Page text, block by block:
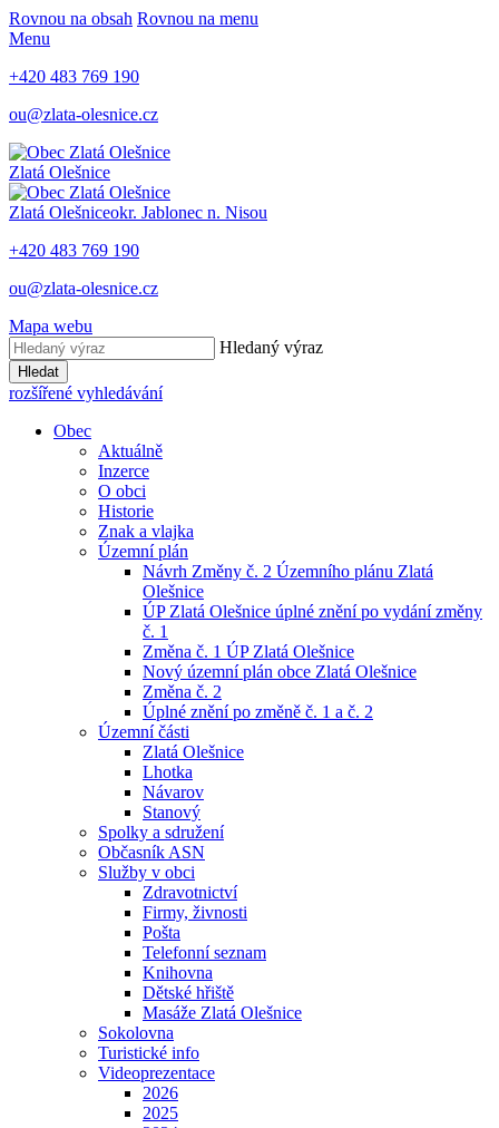
Rovnou na obsah Rovnou na menu
Menu
+420 483 769 190
ou@zlata-olesnice.cz
Zlatá Olešnice
Zlatá Olešniceokr. Jablonec n. Nisou
+420 483 769 190
ou@zlata-olesnice.cz
Mapa webu
Hledaný výraz
Hledat
rozšířené vyhledávání
Obec
Aktuálně
Inzerce
O obci
Historie
Znak a vlajka
Územní plán
Návrh Změny č. 2 Územního plánu Zlatá
Olešnice
ÚP Zlatá Olešnice úplné znění po vydání změny
č. 1
Změna č. 1 ÚP Zlatá Olešnice
Nový územní plán obce Zlatá Olešnice
Změna č. 2
Úplné znění po změně č. 1 a č. 2
Územní části
Zlatá Olešnice
Lhotka
Návarov
Stanový
Spolky a sdružení
Občasník ASN
Služby v obci
Zdravotnictví
Firmy, živnosti
Pošta
Telefonní seznam
Knihovna
Dětské hřiště
Masáže Zlatá Olešnice
Sokolovna
Turistické info
Videoprezentace
2026
2025